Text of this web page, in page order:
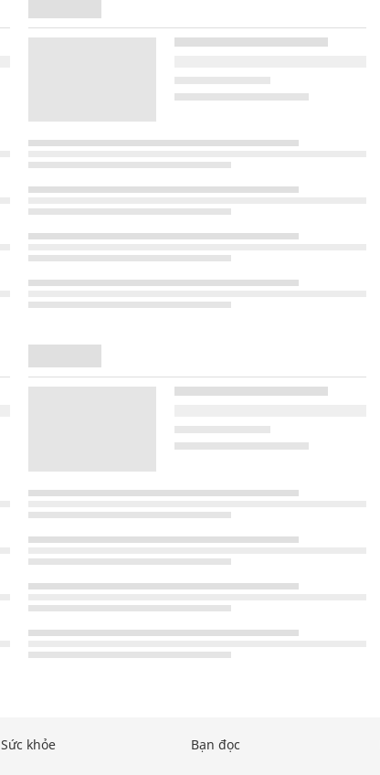
Sức khỏe Bạn đọc